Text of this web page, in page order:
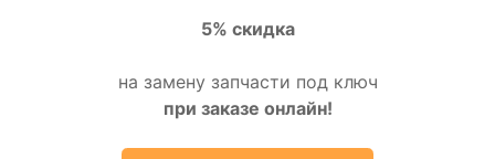
5% скидка
на замену запчасти под ключ
при заказе онлайн!